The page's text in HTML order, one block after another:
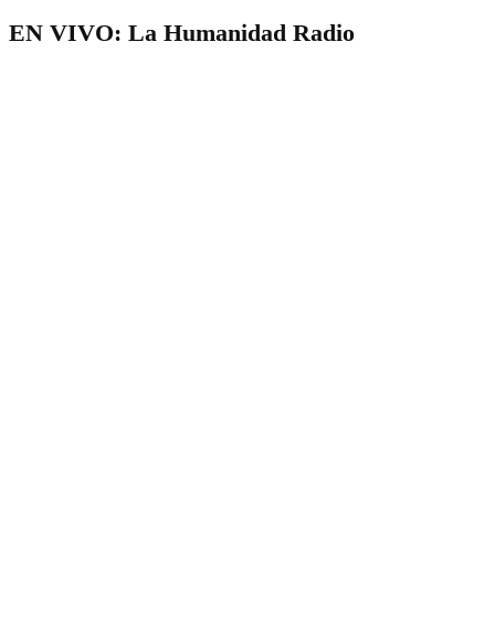
EN VIVO: La Humanidad Radio